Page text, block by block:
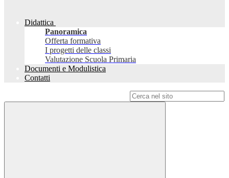
Didattica
Panoramica
Offerta formativa
I progetti delle classi
Valutazione Scuola Primaria
Documenti e Modulistica
Contatti